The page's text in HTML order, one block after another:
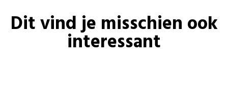
Dit vind je misschien ook
interessant